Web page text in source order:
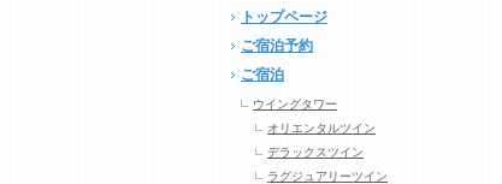
トップページ
ご宿泊予約
ご宿泊
ウイングタワー
オリエンタルツイン
デラックスツイン
ラグジュアリーツイン